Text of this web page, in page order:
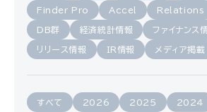
Finder Pro Accel Relations
DB群 経済統計情報 ファイナンス
リリース情報 IR情報 メディア掲載
すべて 2026 2025 2024